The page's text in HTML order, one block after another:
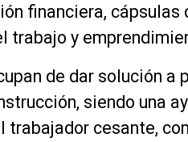
financiera, cápsulas
trabajo y
de dar solución a
siendo una
trabajador cesante,